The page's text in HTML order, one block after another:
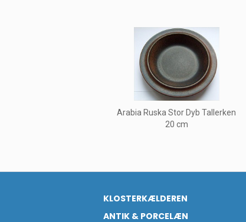
Arabia Ruska Stor Dyb Tallerken
20 cm
KLOSTERKÆLDEREN
ANTIK & PORCELÆN